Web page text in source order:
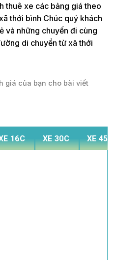
thuê xe các bảng giá theo
thới bình Chúc quý khách
và những chuyến đi cùng
di chuyển từ xã thới
giá của bạn cho bài viết
16C XE 30C XE 45C